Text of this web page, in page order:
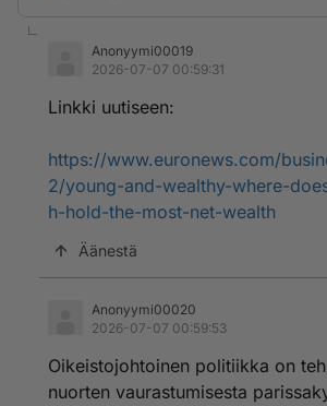
Anonyymi00019
2026-07-07 00:59:31
Linkki uutiseen:
https://www.euronews.com/
2/young-and-wealthy-where-
h-hold-the-most-net-wealth
Äänestä
Anonyymi00020
2026-07-07 00:59:53
Oikeistojohtoinen politiikka on
nuorten vaurastumisesta